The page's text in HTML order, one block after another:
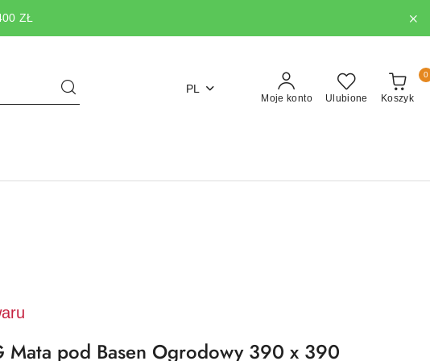
ZŁ
PL
Moje konto Ulubione Koszyk
0
Mata pod Basen Ogrodowy 390 x 390